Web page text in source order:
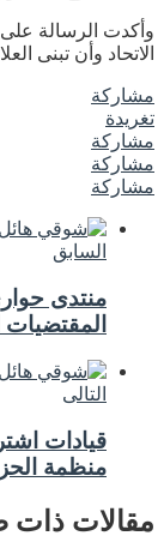
وأكدت الرسالة
الاتحاد وأن تبنى
مشاركة
تغريدة
مشاركة
مشاركة
مشاركة
السابق
منتدى
المقتضيات
التالى
قيادات
منظمة
مقالات ذات